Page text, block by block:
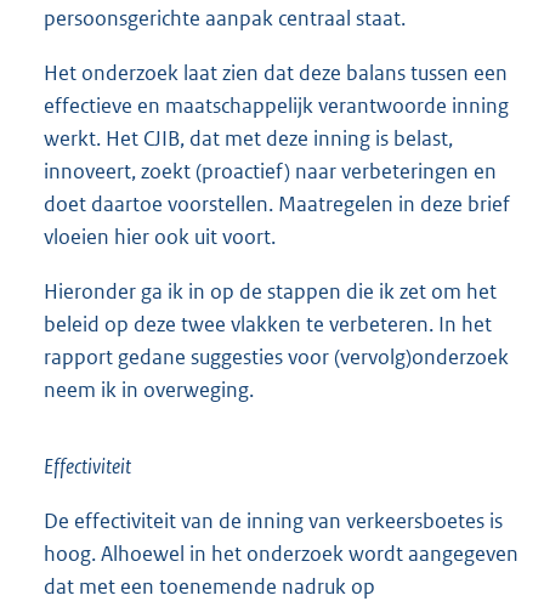
persoonsgerichte aanpak centraal staat.
Het onderzoek laat zien dat deze balans tussen een
effectieve en maatschappelijk verantwoorde inning
werkt. Het CJIB, dat met deze inning is belast,
innoveert, zoekt (proactief) naar verbeteringen en
doet daartoe voorstellen. Maatregelen in deze brief
vloeien hier ook uit voort.
Hieronder ga ik in op de stappen die ik zet om het
beleid op deze twee vlakken te verbeteren. In het
rapport gedane suggesties voor (vervolg)onderzoek
neem ik in overweging.
Effectiviteit
De effectiviteit van de inning van verkeersboetes is
hoog. Alhoewel in het onderzoek wordt aangegeven
dat met een toenemende nadruk op